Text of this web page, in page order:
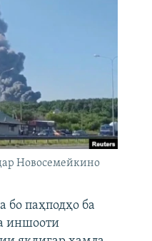
Новосемейкино
бо паҳподҳо ба
иншооти